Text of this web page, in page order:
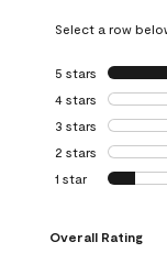
Select a row
5 stars stars
4 stars stars
3 stars stars
2 stars stars
1 star stars
Overall Rating